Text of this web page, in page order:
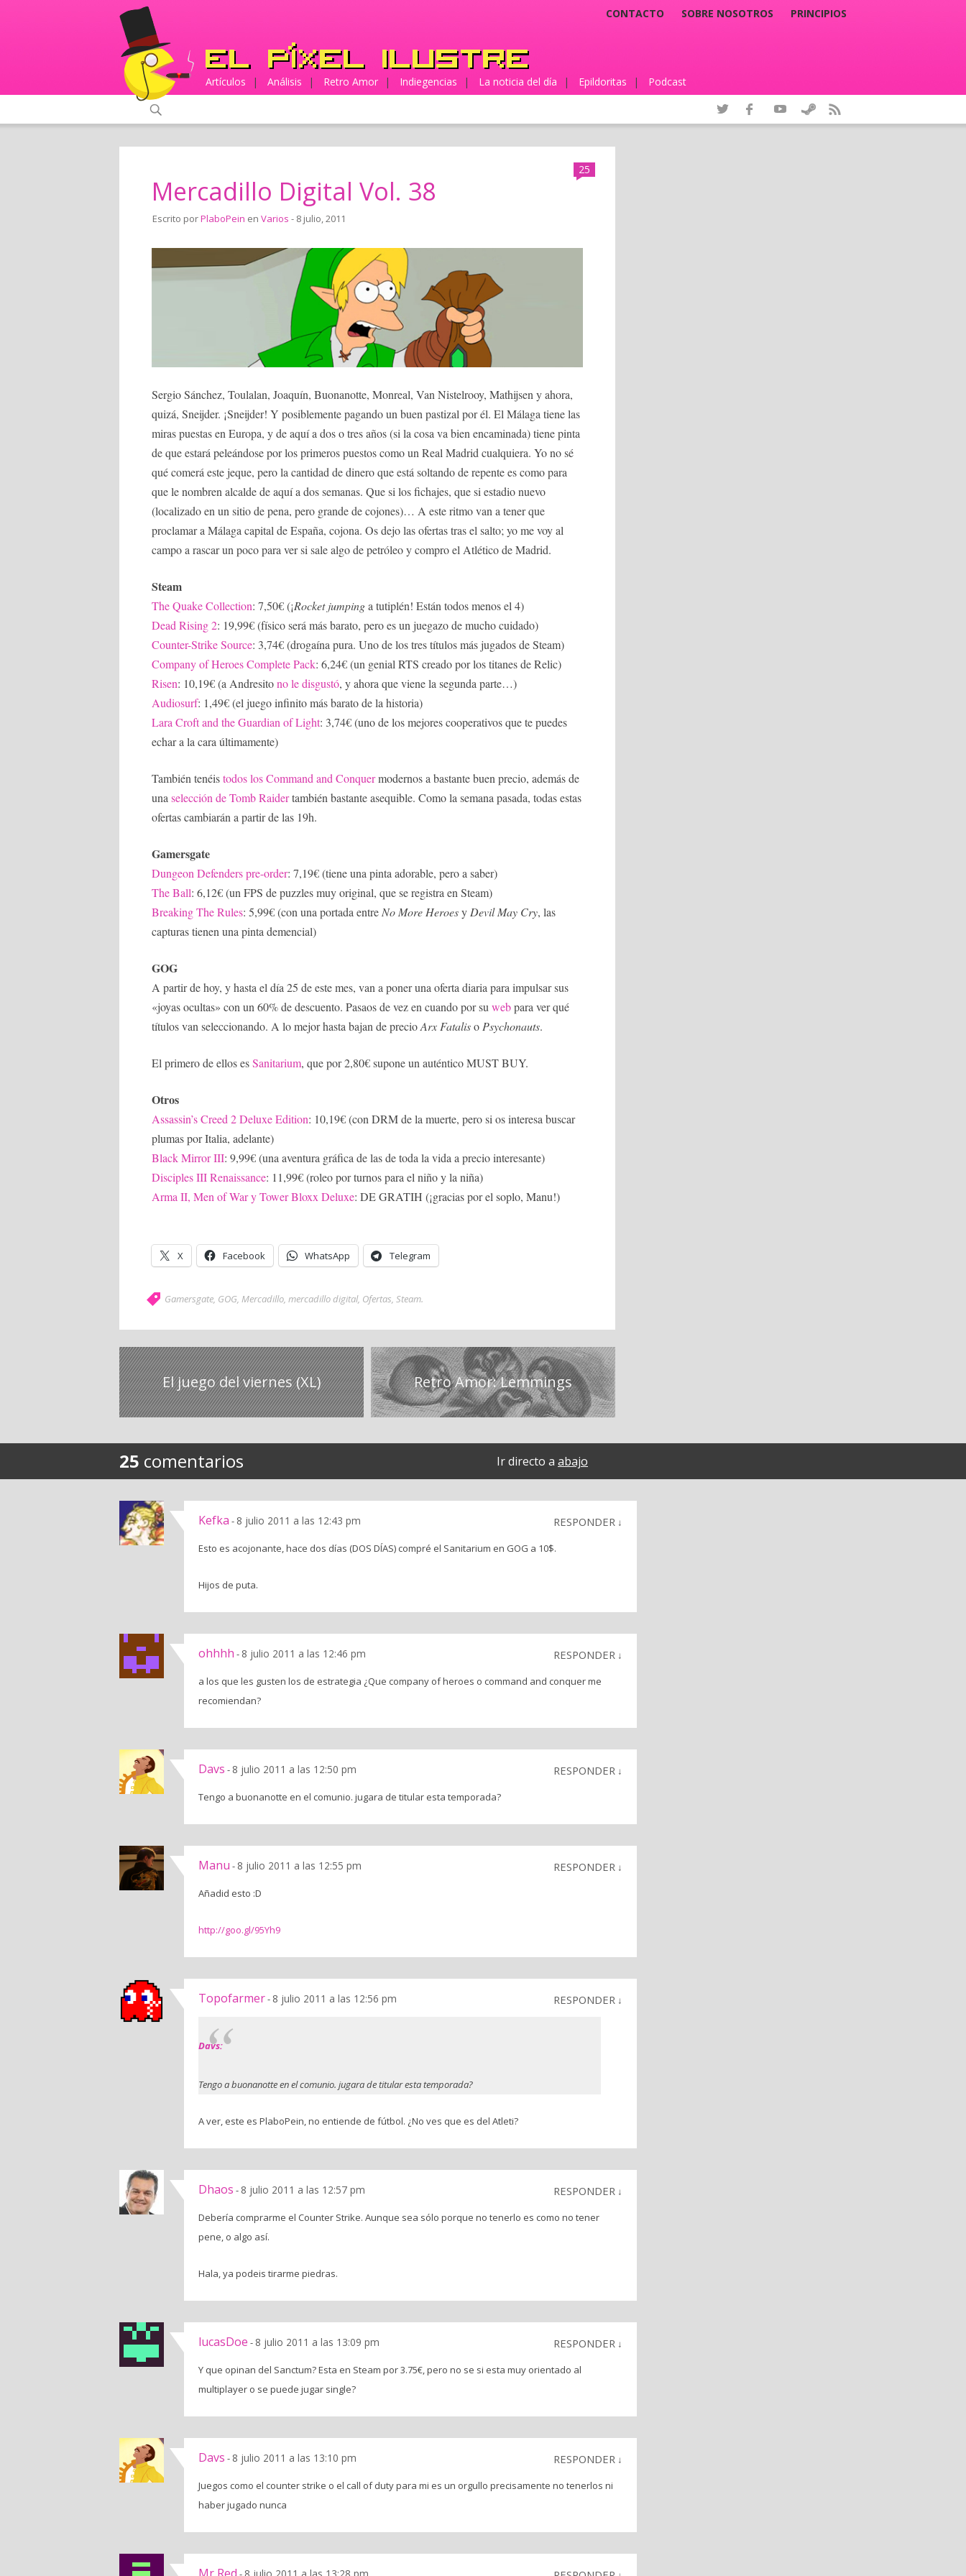
CONTACTO SOBRE NOSOTROS PRINCIPIOS
Artículos | Análisis | Retro Amor | Indiegencias | La noticia del día | Epildoritas | Podcast
25
Mercadillo Digital Vol. 38
Escrito porPlaboPein en Varios - 8 julio, 2011
Sergio Sánchez, Toulalan, Joaquín, Buonanotte, Monreal, Van Nistelrooy, Mathijsen y ahora,
quizá, Sneijder. ¡Sneijder! Y posiblemente pagando un buen pastizal por él. El Málaga tiene las
miras puestas en Europa, y de aquí a dos o tres años (si la cosa va bien encaminada) tiene pinta
de que estará peleándose por los primeros puestos como un Real Madrid cualquiera. Yo no sé
qué comerá este jeque, pero la cantidad de dinero que está soltando de repente es como para
que le nombren alcalde de aquí a dos semanas. Que si los fichajes, que si estadio nuevo
(localizado en un sitio de pena, pero grande de cojones)… A este ritmo van a tener que
proclamar a Málaga capital de España, cojona. Os dejo las ofertas tras el salto; yo me voy al
campo a rascar un poco para ver si sale algo de petróleo y compro el Atlético de Madrid.
Steam
The Quake Collection: 7,50€ (¡Rocket jumpinga tutiplén! Están todos menos el 4)
Dead Rising 2: 19,99€ (físico será más barato, pero es un juegazo de mucho cuidado)
Counter-Strike Source: 3,74€ (drogaína pura. Uno de los tres títulos más jugados de Steam)
Company of Heroes Complete Pack: 6,24€ (un genial RTS creado por los titanes de Relic)
Risen: 10,19€ (a Andresitono le disgustó, y ahora que viene la segunda parte…)
Audiosurf: 1,49€ (el juego infinito más barato de la historia)
Lara Croft and the Guardian of Light: 3,74€ (uno de los mejores cooperativos que te puedes
echar a la cara últimamente)
También tenéistodos los Command and Conquermodernos a bastante buen precio, además de
una selección de Tomb Raidertambién bastante asequible. Como la semana pasada, todas estas
ofertas cambiarán a partir de las 19h.
Gamersgate
Dungeon Defenders pre-order: 7,19€ (tiene una pinta adorable, pero a saber)
The Ball: 6,12€ (un FPS de puzzles muy original, que se registra en Steam)
Breaking The Rules: 5,99€ (con una portada entre No More Heroesy Devil May Cry, las
capturas tienen una pinta demencial)
GOG
A partir de hoy, y hasta el día 25 de este mes, van a poner una oferta diaria para impulsar sus
«joyas ocultas» con un 60% de descuento. Pasaos de vez en cuando por su webpara ver qué
títulos van seleccionando. A lo mejor hasta bajan de precioArx Fataliso Psychonauts.
El primero de ellos esSanitarium, que por 2,80€ supone un auténtico MUST BUY.
Otros
Assassin’s Creed 2 Deluxe Edition: 10,19€ (con DRM de la muerte, pero si os interesa buscar
plumas por Italia, adelante)
Black Mirror III: 9,99€ (una aventura gráfica de las de toda la vida a precio interesante)
Disciples III Renaissance: 11,99€ (roleo por turnos para el niño y la niña)
Arma II, Men of War y Tower Bloxx Deluxe: DE GRATIH (¡gracias por el soplo, Manu!)
X Facebook WhatsApp Telegram
Gamersgate, GOG, Mercadillo, mercadillo digital, Ofertas, Steam.
El juego del viernes (XL) Retro Amor: Lemmings
25 comentarios Ir directo a abajo
Kefka - 8 julio 2011 a las 12:43 pm RESPONDER ↓
Esto es acojonante, hace dos días (DOS DÍAS) compré el Sanitarium en GOG a 10$.
Hijos de puta.
ohhhh - 8 julio 2011 a las 12:46 pm RESPONDER ↓
a los que les gusten los de estrategia ¿Que company of heroes o command and conquer me
recomiendan?
Davs - 8 julio 2011 a las 12:50 pm RESPONDER ↓
Tengo a buonanotte en el comunio. jugara de titular esta temporada?
Manu - 8 julio 2011 a las 12:55 pm RESPONDER ↓
Añadid esto :D
http://goo.gl/95Yh9
Topofarmer- 8 julio 2011 a las 12:56 pm RESPONDER ↓
Davs:
Tengo a buonanotte en el comunio. jugara de titular esta temporada?
A ver, este es PlaboPein, no entiende de fútbol. ¿No ves que es del Atleti?
Dhaos - 8 julio 2011 a las 12:57 pm RESPONDER ↓
Debería comprarme el Counter Strike. Aunque sea sólo porque no tenerlo es como no tener
pene, o algo así.
Hala, ya podeis tirarme piedras.
lucasDoe - 8 julio 2011 a las 13:09 pm RESPONDER ↓
Y que opinan del Sanctum? Esta en Steam por 3.75€, pero no se si esta muy orientado al
multiplayer o se puede jugar single?
Davs - 8 julio 2011 a las 13:10 pm RESPONDER ↓
Juegos como el counter strike o el call of duty para mi es un orgullo precisamente no tenerlos ni
haber jugado nunca